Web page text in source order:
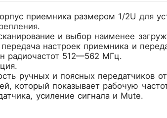
приемника размером 1/2U для
и выбор наименее
настроек приемника и
радиочастот 512—562 МГц.
ручных и поясных передатчиков
который показывает рабочую
усиление сигнала и Mute.